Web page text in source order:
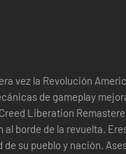
vez la Revolución
de gameplay
LUCHA POR LA LIBERTAD
borde de la revuelta.
su pueblo y nación.